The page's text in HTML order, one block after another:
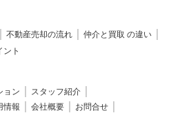
不動産売却の流れ
仲介と買取 の違い
ント
ョン
スタッフ紹介
情報 会社概要
お問合せ